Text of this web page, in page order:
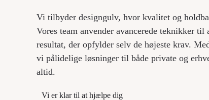
Vi tilbyder designgulv, hvor kvalitet og
Vores team anvender avancerede teknikker
resultat, der opfylder selv de højeste krav.
vi pålidelige løsninger til både private og
altid.
Vi er klar til at hjælpe dig